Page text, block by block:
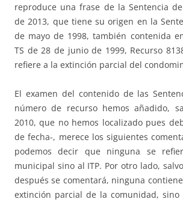
reproduce una frase de la Sentencia
de 2013, que tiene su origen en la
de mayo de 1998, también contenida
TS de 28 de junio de 1999, Recurso
refiere a la extinción parcial del
El examen del contenido de las
número de recurso hemos añadido,
2010, que no hemos localizado pues
de fecha-, merece los siguientes
podemos decir que ninguna se
municipal sino al ITP. Por otro lado,
después se comentará, ninguna
extinción parcial de la comunidad,